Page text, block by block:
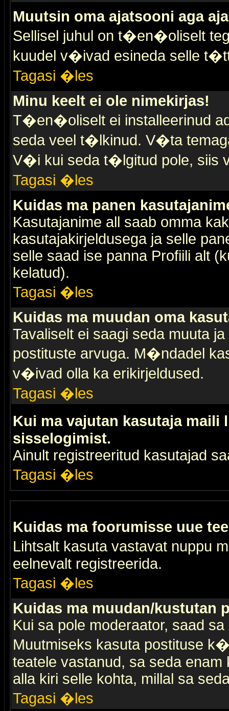
Muutsin oma ajatsooni aga
Sellisel juhul on t�en�oliselt
kuudel v�ivad esineda selle
Tagasi �les
Minu keelt ei ole nimekirjas!
T�en�oliselt ei installeerinud
seda veel t�lkinud. V�ta
V�i kui seda t�lgitud pole, siis
Tagasi �les
Kuidas ma panen
Kasutajanime all saab omma
kasutajakirjeldusega ja selle
selle saad ise panna Profiili alt
kelatud).
Tagasi �les
Kuidas ma muudan oma
Tavaliselt ei saagi seda muuta
postituste arvuga. M�ndadel
v�ivad olla ka erikirjeldused.
Tagasi �les
Kui ma vajutan kasutaja
sisselogimist.
Ainult registreeritud kasutajad
Tagasi �les
Kuidas ma foorumisse uue
Lihtsalt kasuta vastavat nuppu
eelnevalt registreerida.
Tagasi �les
Kuidas ma muudan/kustutan
Kui sa pole moderaator, saad
Muutmiseks kasuta postituse
teatele vastanud, sa seda
alla kiri selle kohta, millal sa
Tagasi �les